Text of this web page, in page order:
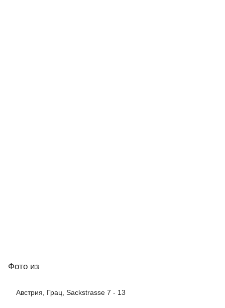
Фото из
Австрия, Грац, Sackstrasse 7 - 13